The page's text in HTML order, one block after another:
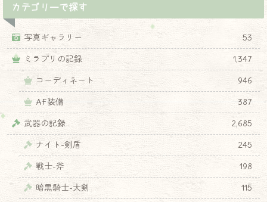
カテゴリーで探す
写真ギャラリー
53
ミラプリの記録
1,347
コーディネート
946
AF装備
387
武器の記録
2,685
ナイト-剣盾
245
戦士-斧
198
暗黒騎士-大剣
115